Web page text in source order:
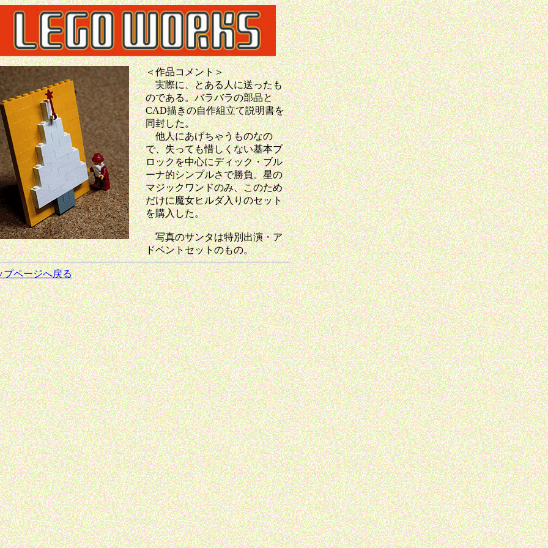
＜作品コメント＞
実際に、とある人に送ったも
のである。バラバラの部品と
CAD描きの自作組立て説明書を
同封した。
他人にあげちゃうものなの
で、失っても惜しくない基本ブ
ロックを中心にディック・ブル
ーナ的シンプルさで勝負。星の
マジックワンドのみ、このため
だけに魔女ヒルダ入りのセット
を購入した。
写真のサンタは特別出演・ア
ドベントセットのもの。
プページへ戻る